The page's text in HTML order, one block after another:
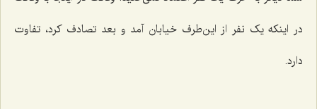
در اینکه یک نفر از این‌طرف خیابان آمد و بعد تصادف کرد، تفاوت
دارد.